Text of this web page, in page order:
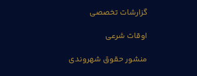
گزارشات تخصصی
اوقات شرعی
منشور حقوق شهروندی